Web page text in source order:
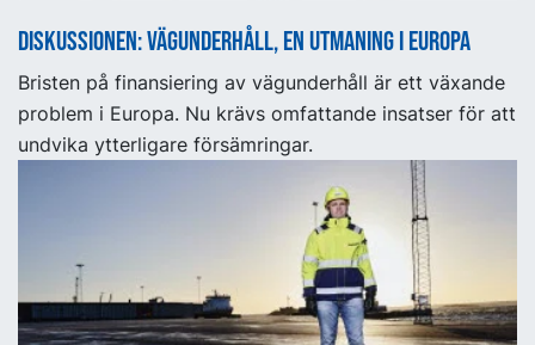
Diskussionen: Vägunderhåll, en utmaning i Europa
Bristen på finansiering av vägunderhåll är ett växande
problem i Europa. Nu krävs omfattande insatser för att
undvika ytterligare försämringar.